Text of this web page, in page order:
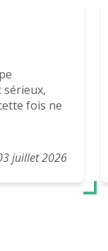
juillet 2026
sérieux,
fois ne